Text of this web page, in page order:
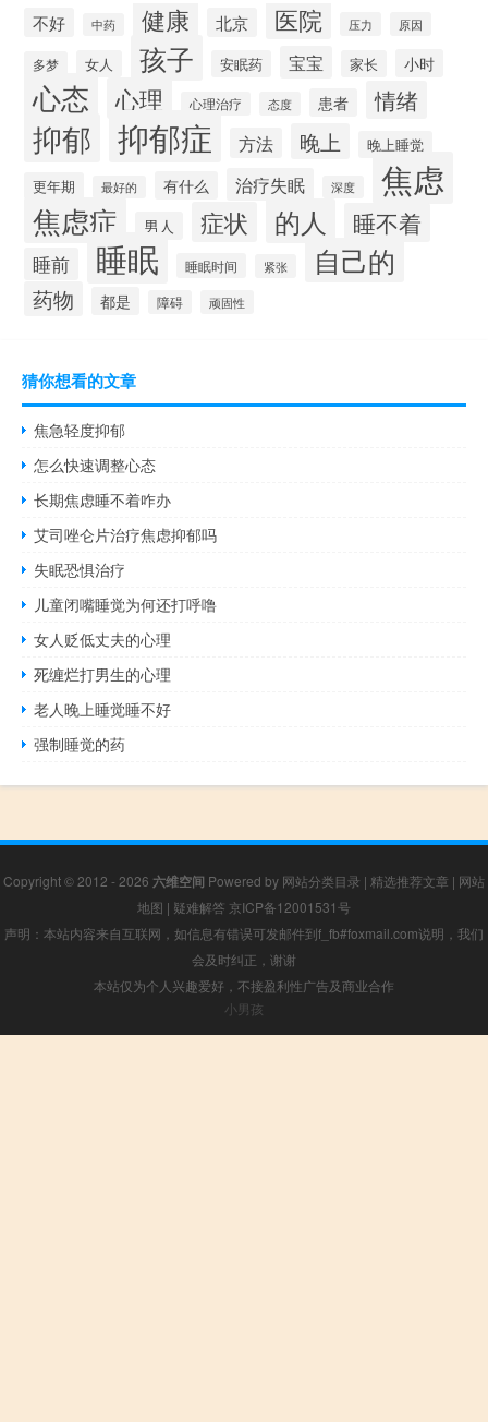
不好 中药 健康 北京 医院 压力 原因
多梦 女人 孩子 安眠药 宝宝 家长 小时
心态 心理 心理治疗 态度 患者 情绪
抑郁 抑郁症 方法 晚上
晚上睡觉
更年期
最好的 有什么 治疗失眠 深度 焦虑
焦虑症 男人 症状 的人 睡不着
睡前 睡眠 睡眠时间 紧张 自己的
药物 都是 障碍 顽固性
猜你想看的文章
焦急轻度抑郁
怎么快速调整心态
长期焦虑睡不着咋办
艾司唑仑片治疗焦虑抑郁吗
失眠恐惧治疗
儿童闭嘴睡觉为何还打呼噜
女人贬低丈夫的心理
死缠烂打男生的心理
老人晚上睡觉睡不好
强制睡觉的药
Copyright © 2012 - 2026 六维空间 Powered by 网站分类目录 | 精选推荐文章 | 网站
地图 | 疑难解答 京ICP备12001531号
声明：本站内容来自互联网，如信息有错误可发邮件到f_fb#foxmail.com说明，我们
会及时纠正，谢谢
本站仅为个人兴趣爱好，不接盈利性广告及商业合作
小男孩